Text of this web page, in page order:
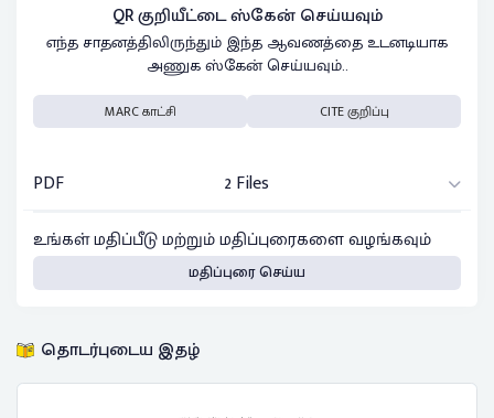
QR குறியீட்டை ஸ்கேன் செய்யவும்
எந்த சாதனத்திலிருந்தும் இந்த ஆவணத்தை உடனடியாக
அணுக ஸ்கேன் செய்யவும்..
MARC காட்சி CITE குறிப்பு
PDF
2 Files
உங்கள் மதிப்பீடு மற்றும் மதிப்புரைகளை வழங்கவும்
மதிப்புரை செய்ய
தொடர்புடைய இதழ்